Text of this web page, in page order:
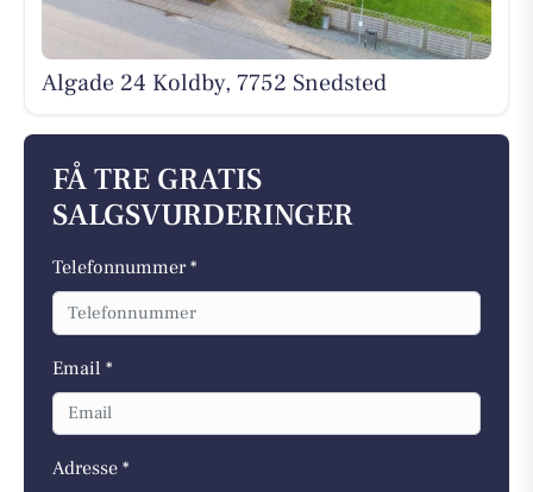
Algade 24 Koldby, 7752 Snedsted
FÅ TRE GRATIS
SALGSVURDERINGER
Telefonnummer *
Email *
Adresse *